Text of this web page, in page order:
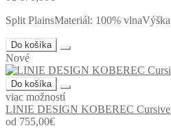
Split PlainsMateriál: 100%
Do košíka
Nové
Do košíka
viac možností
LINIE DESIGN KOBEREC Cursive
od 755,00€